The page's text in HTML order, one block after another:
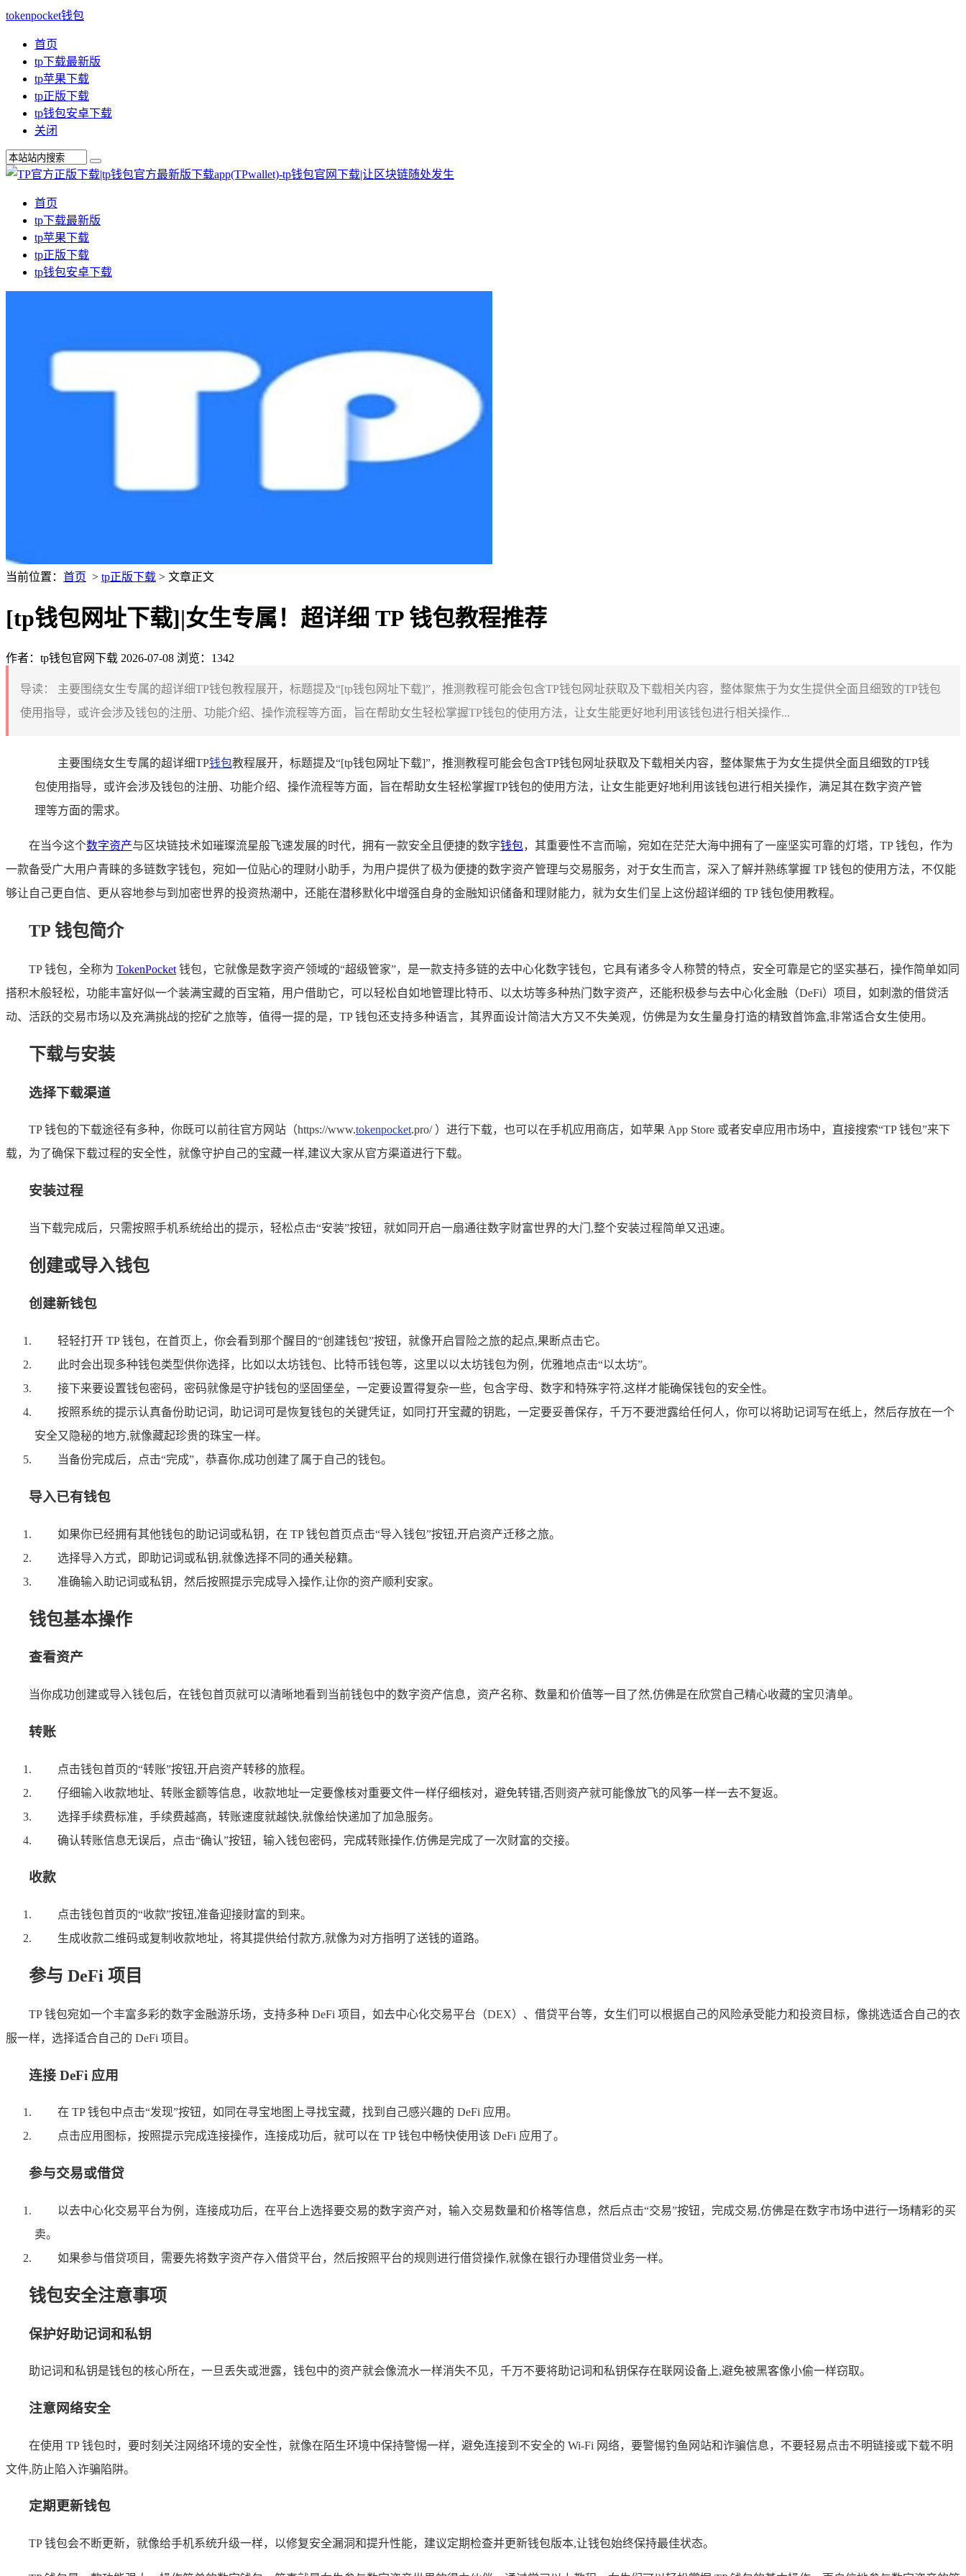
tokenpocket钱包
首页
tp下载最新版
tp苹果下载
tp正版下载
tp钱包安卓下载
关闭
首页
tp下载最新版
tp苹果下载
tp正版下载
tp钱包安卓下载
当前位置： 首页 > tp正版下载 > 文章正文
[tp钱包网址下载]|女生专属！超详细 TP 钱包教程推荐
作者：tp钱包官网下载 2026-07-08 浏览：1342
导读：
主要围绕女生专属的超详细TP钱包教程展开，标题提及“[tp钱包网址下载]”，推测教程可能会包含TP钱包网址获取及下载相关内容，整体聚焦于为女生提供全面且细致的TP钱包
使用指导，或许会涉及钱包的注册、功能介绍、操作流程等方面，旨在帮助女生轻松掌握TP钱包的使用方法，让女生能更好地利用该钱包进行相关操作...
主要围绕女生专属的超详细TP钱包教程展开，标题提及“[tp钱包网址下载]”，推测教程可能会包含TP钱包网址获取及下载相关内容，整体聚焦于为女生提供全面且细致的TP钱
包使用指导，或许会涉及钱包的注册、功能介绍、操作流程等方面，旨在帮助女生轻松掌握TP钱包的使用方法，让女生能更好地利用该钱包进行相关操作，满足其在数字资产管
理等方面的需求。
在当今这个数字资产与区块链技术如璀璨流星般飞速发展的时代，拥有一款安全且便捷的数字钱包，其重要性不言而喻，宛如在茫茫大海中拥有了一座坚实可靠的灯塔，TP 钱包，作为
一款备受广大用户青睐的多链数字钱包，宛如一位贴心的理财小助手，为用户提供了极为便捷的数字资产管理与交易服务，对于女生而言，深入了解并熟练掌握 TP 钱包的使用方法，不仅能
够让自己更自信、更从容地参与到加密世界的投资热潮中，还能在潜移默化中增强自身的金融知识储备和理财能力，就为女生们呈上这份超详细的 TP 钱包使用教程。
TP 钱包简介
TP 钱包，全称为 TokenPocket 钱包，它就像是数字资产领域的“超级管家”，是一款支持多链的去中心化数字钱包，它具有诸多令人称赞的特点，安全可靠是它的坚实基石，操作简单如同
搭积木般轻松，功能丰富好似一个装满宝藏的百宝箱，用户借助它，可以轻松自如地管理比特币、以太坊等多种热门数字资产，还能积极参与去中心化金融（DeFi）项目，如刺激的借贷活
动、活跃的交易市场以及充满挑战的挖矿之旅等，值得一提的是，TP 钱包还支持多种语言，其界面设计简洁大方又不失美观，仿佛是为女生量身打造的精致首饰盒,非常适合女生使用。
下载与安装
选择下载渠道
TP 钱包的下载途径有多种，你既可以前往官方网站（https://www.tokenpocket.pro/ ）进行下载，也可以在手机应用商店，如苹果 App Store 或者安卓应用市场中，直接搜索“TP 钱包”来下
载，为了确保下载过程的安全性，就像守护自己的宝藏一样,建议大家从官方渠道进行下载。
安装过程
当下载完成后，只需按照手机系统给出的提示，轻松点击“安装”按钮，就如同开启一扇通往数字财富世界的大门,整个安装过程简单又迅速。
创建或导入钱包
创建新钱包
轻轻打开 TP 钱包，在首页上，你会看到那个醒目的“创建钱包”按钮，就像开启冒险之旅的起点,果断点击它。
此时会出现多种钱包类型供你选择，比如以太坊钱包、比特币钱包等，这里以以太坊钱包为例，优雅地点击“以太坊”。
接下来要设置钱包密码，密码就像是守护钱包的坚固堡垒，一定要设置得复杂一些，包含字母、数字和特殊字符,这样才能确保钱包的安全性。
按照系统的提示认真备份助记词，助记词可是恢复钱包的关键凭证，如同打开宝藏的钥匙，一定要妥善保存，千万不要泄露给任何人，你可以将助记词写在纸上，然后存放在一个
安全又隐秘的地方,就像藏起珍贵的珠宝一样。
当备份完成后，点击“完成”，恭喜你,成功创建了属于自己的钱包。
导入已有钱包
如果你已经拥有其他钱包的助记词或私钥，在 TP 钱包首页点击“导入钱包”按钮,开启资产迁移之旅。
选择导入方式，即助记词或私钥,就像选择不同的通关秘籍。
准确输入助记词或私钥，然后按照提示完成导入操作,让你的资产顺利安家。
钱包基本操作
查看资产
当你成功创建或导入钱包后，在钱包首页就可以清晰地看到当前钱包中的数字资产信息，资产名称、数量和价值等一目了然,仿佛是在欣赏自己精心收藏的宝贝清单。
转账
点击钱包首页的“转账”按钮,开启资产转移的旅程。
仔细输入收款地址、转账金额等信息，收款地址一定要像核对重要文件一样仔细核对，避免转错,否则资产就可能像放飞的风筝一样一去不复返。
选择手续费标准，手续费越高，转账速度就越快,就像给快递加了加急服务。
确认转账信息无误后，点击“确认”按钮，输入钱包密码，完成转账操作,仿佛是完成了一次财富的交接。
收款
点击钱包首页的“收款”按钮,准备迎接财富的到来。
生成收款二维码或复制收款地址，将其提供给付款方,就像为对方指明了送钱的道路。
参与 DeFi 项目
TP 钱包宛如一个丰富多彩的数字金融游乐场，支持多种 DeFi 项目，如去中心化交易平台（DEX）、借贷平台等，女生们可以根据自己的风险承受能力和投资目标，像挑选适合自己的衣
服一样，选择适合自己的 DeFi 项目。
连接 DeFi 应用
在 TP 钱包中点击“发现”按钮，如同在寻宝地图上寻找宝藏，找到自己感兴趣的 DeFi 应用。
点击应用图标，按照提示完成连接操作，连接成功后，就可以在 TP 钱包中畅快使用该 DeFi 应用了。
参与交易或借贷
以去中心化交易平台为例，连接成功后，在平台上选择要交易的数字资产对，输入交易数量和价格等信息，然后点击“交易”按钮，完成交易,仿佛是在数字市场中进行一场精彩的买
卖。
如果参与借贷项目，需要先将数字资产存入借贷平台，然后按照平台的规则进行借贷操作,就像在银行办理借贷业务一样。
钱包安全注意事项
保护好助记词和私钥
助记词和私钥是钱包的核心所在，一旦丢失或泄露，钱包中的资产就会像流水一样消失不见，千万不要将助记词和私钥保存在联网设备上,避免被黑客像小偷一样窃取。
注意网络安全
在使用 TP 钱包时，要时刻关注网络环境的安全性，就像在陌生环境中保持警惕一样，避免连接到不安全的 Wi-Fi 网络，要警惕钓鱼网站和诈骗信息，不要轻易点击不明链接或下载不明
文件,防止陷入诈骗陷阱。
定期更新钱包
TP 钱包会不断更新，就像给手机系统升级一样，以修复安全漏洞和提升性能，建议定期检查并更新钱包版本,让钱包始终保持最佳状态。